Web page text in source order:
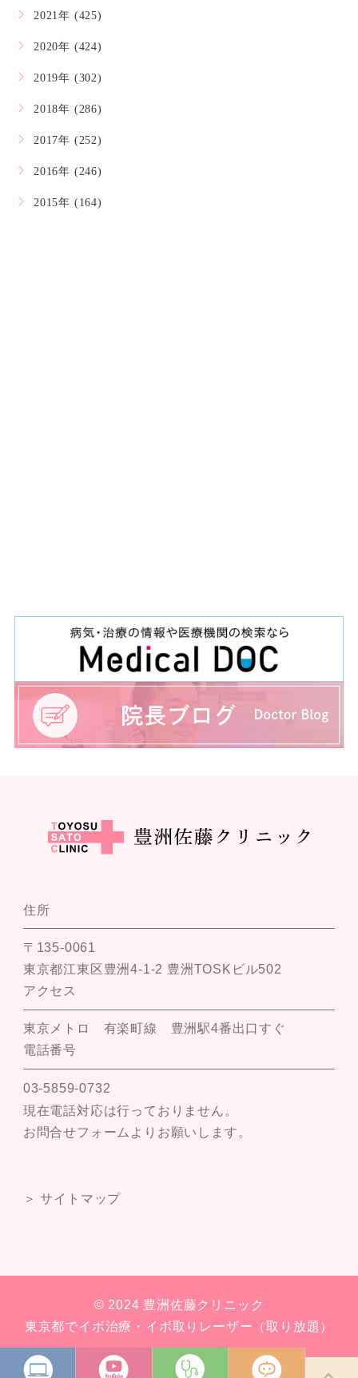
2021年 (425)
2020年 (424)
2019年 (302)
2018年 (286)
2017年 (252)
2016年 (246)
2015年 (164)
住所
〒135-0061
東京都江東区豊洲4-1-2 豊洲TOSKビル502
アクセス
東京メトロ 有楽町線 豊洲駅4番出口すぐ
電話番号
03-5859-0732
現在電話対応は行っておりません。
お問合せフォームよりお願いします。
＞ サイトマップ
© 2024 豊洲佐藤クリニック
東京都でイボ治療・イボ取りレーザー（取り放題）